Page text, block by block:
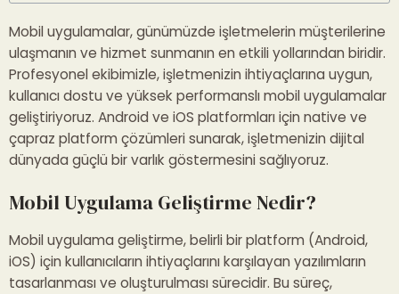
Mobil uygulamalar, günümüzde işletmelerin müşterilerine
ulaşmanın ve hizmet sunmanın en etkili yollarından biridir.
Profesyonel ekibimizle, işletmenizin ihtiyaçlarına uygun,
kullanıcı dostu ve yüksek performanslı mobil uygulamalar
geliştiriyoruz. Android ve iOS platformları için native ve
çapraz platform çözümleri sunarak, işletmenizin dijital
dünyada güçlü bir varlık göstermesini sağlıyoruz.
Mobil Uygulama Geliştirme Nedir?
Mobil uygulama geliştirme, belirli bir platform (Android,
iOS) için kullanıcıların ihtiyaçlarını karşılayan yazılımların
tasarlanması ve oluşturulması sürecidir. Bu süreç,